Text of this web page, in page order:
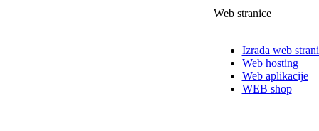
Web stranice
Izrada web
Web hosting
Web aplikacije
WEB shop